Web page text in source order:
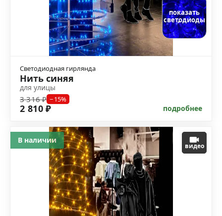
показать
светодиоды
Светодиодная гирлянда
Нить синяя
для улицы
3 316 ₽ −15%
2 810 ₽ подробнее
видео
В наличии